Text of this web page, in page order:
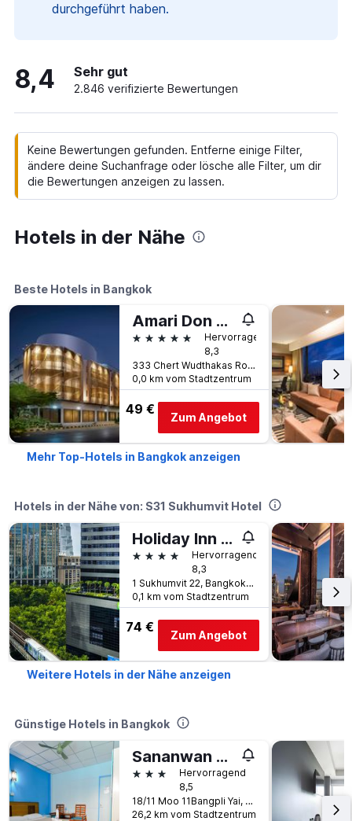
durchgeführt haben.
8,4 Sehr gut
2.846 verifizierte Bewertungen
Keine Bewertungen gefunden. Entferne einige Filter,
ändere deine Suchanfrage oder lösche alle Filter, um dir
die Bewertungen anzeigen zu lassen.
Hotels in der Nähe
Beste Hotels in Bangkok
Amari Don Muang Airport Bangkok
5 Sterne
Hervorragend
8,3
333 Chert Wudthakas Road, Bangkok, Thailand
0,0 km vom Stadtzentrum
49 €
Zum Angebot
Mehr Top-Hotels in Bangkok anzeigen
Hotels in der Nähe von: S31 Sukhumvit Hotel
Holiday Inn Bangkok Sukhumvit By IHG
4 Sterne
Hervorragend
8,3
1 Sukhumvit 22, Bangkok, Thailand
0,1 km vom Stadtzentrum
74 €
Zum Angebot
Weitere Hotels in der Nähe anzeigen
Günstige Hotels in Bangkok
Sananwan Palace
3 SterneHervorragend
8,5
18/11 Moo 11Bangpli Yai, Bangkok, Thailand
26,2 km vom Stadtzentrum